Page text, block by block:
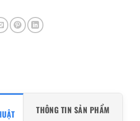
THÔNG TIN SẢN PHẨM